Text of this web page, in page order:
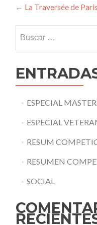
de
entradas
← La Traversée de
ESPECIAL
ESPECIAL
RESUM
RESUMEN
SOCIAL